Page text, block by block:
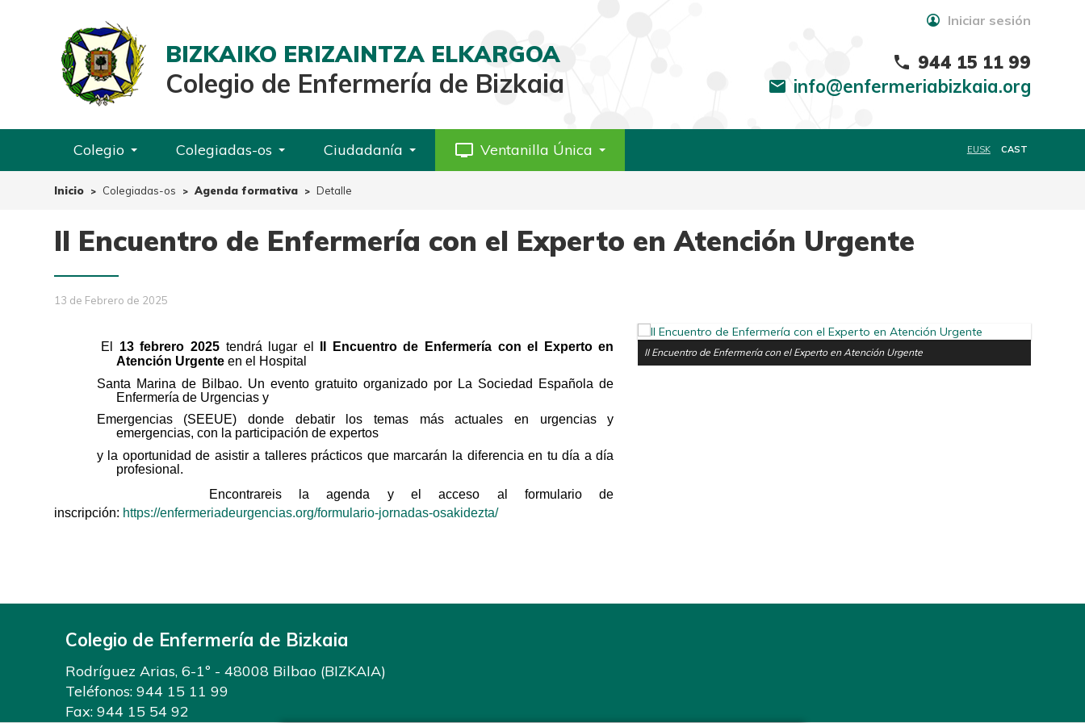
Iniciar sesión
BIZKAIKO ERIZAINTZA ELKARGOA
Colegio de Enfermería de Bizkaia
phone 944 15 11 99
mail info@enfermeriabizkaia.org
Colegio Colegiadas-os Ciudadanía personal_video Ventanilla Única EUSK CAST
Inicio Colegiadas-os Agenda formativa Detalle
II Encuentro de Enfermería con el Experto en Atención Urgente
13 de Febrero de 2025
El 13 febrero 2025tendrá lugar el
II Encuentro de Enfermería con el Experto en
Atención Urgenteen el Hospital
Santa Marina de Bilbao. Un evento gratuito organizado por La Sociedad Española de
Enfermería de Urgencias y
Emergencias (SEEUE) donde debatir los temas más actuales en urgencias y
emergencias, con la participación de expertos
y la oportunidad de asistir a talleres prácticos que marcarán la diferencia en tu día a día
profesional.
Encontrareis la agenda y el acceso al formulario de
inscripción: https://enfermeriadeurgencias.org/formulario-jornadas-osakidezta/
II Encuentro de Enfermería con el Experto en Atención Urgente
Colegio de Enfermería de Bizkaia
Rodríguez Arias, 6-1º - 48008 Bilbao (BIZKAIA)
Teléfonos: 944 15 11 99
Fax: 944 15 54 92